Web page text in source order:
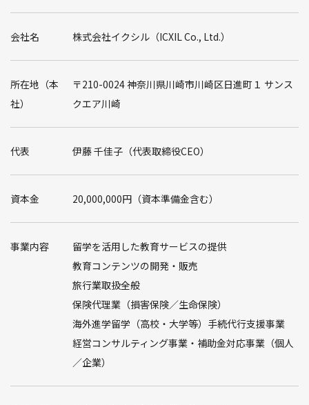
会社名 株式会社イクシル（ICXIL Co., Ltd.）
所在地（本
社）
〒210-0024 神奈川県川崎市川崎区日進町１ サンス
クエア川崎
代表 伊藤 千佳子（代表取締役CEO）
資本金 20,000,000円（資本準備金含む）
事業内容
留学を活用した教育サービスの提供
教育コンテンツの開発・販売
旅行業取扱全般
保険代理業（損害保険／生命保険）
海外進学留学（高校・大学等）手続代行支援事業
経営コンサルティング事業・補助金対応事業（個人
／企業）